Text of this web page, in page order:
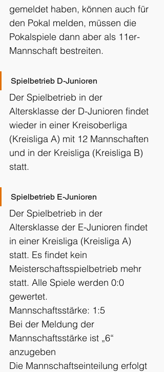
gemeldet haben, können auch für
den Pokal melden, müssen die
Pokalspiele dann aber als 11er-
Mannschaft bestreiten.
Spielbetrieb D-Junioren
Der Spielbetrieb in der
Altersklasse der D-Junioren findet
wieder in einer Kreisoberliga
(Kreisliga A) mit 12 Mannschaften
und in der Kreisliga (Kreisliga B)
statt.
Spielbetrieb E-Junioren
Der Spielbetrieb in der
Altersklasse der E-Junioren findet
in einer Kreisliga (Kreisliga A)
statt. Es findet kein
Meisterschaftsspielbetrieb mehr
statt. Alle Spiele werden 0:0
gewertet.
Mannschaftsstärke: 1:5
Bei der Meldung der
Mannschaftsstärke ist „6“
anzugeben
Die Mannschaftseinteilung erfolgt